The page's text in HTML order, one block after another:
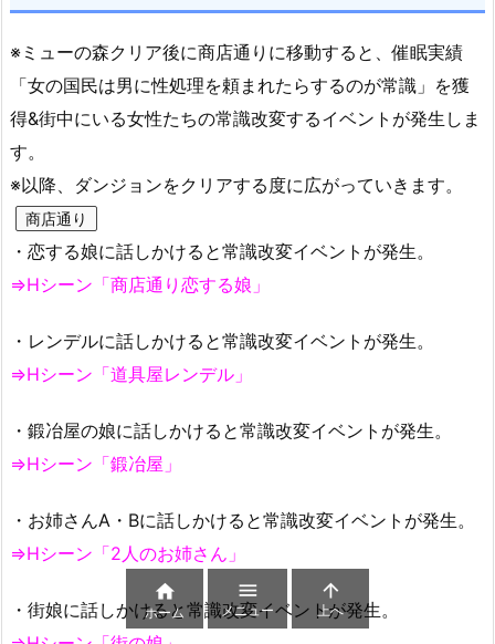
※ミューの森クリア後に商店通りに移動すると、催眠実績
「女の国民は男に性処理を頼まれたらするのが常識」を獲
得&街中にいる女性たちの常識改変するイベントが発生しま
す。
※以降、ダンジョンをクリアする度に広がっていきます。
商店通り
・恋する娘に話しかけると常識改変イベントが発生。
⇒Hシーン「商店通り恋する娘」
・レンデルに話しかけると常識改変イベントが発生。
⇒Hシーン「道具屋レンデル」
・鍛冶屋の娘に話しかけると常識改変イベントが発生。
⇒Hシーン「鍛冶屋」
・お姉さんA・Bに話しかけると常識改変イベントが発生。
⇒Hシーン「2人のお姉さん」
・街娘に話しかけると常識改変イベントが発生。

ホーム

メニュー

上へ